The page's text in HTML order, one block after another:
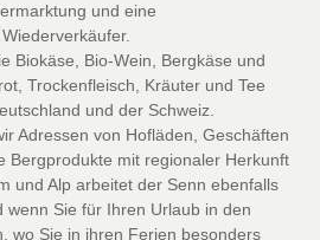
und eine
Biokäse, Bio-Wein, Bergkäse und
Trockenfleisch, Kräuter und Tee
und der Schweiz.
Adressen von Hofläden, Geschäften
Bergprodukte mit regionaler Herkunft
und Alp arbeitet der Senn ebenfalls
wenn Sie für Ihren Urlaub in den
wo Sie in ihren Ferien besonders